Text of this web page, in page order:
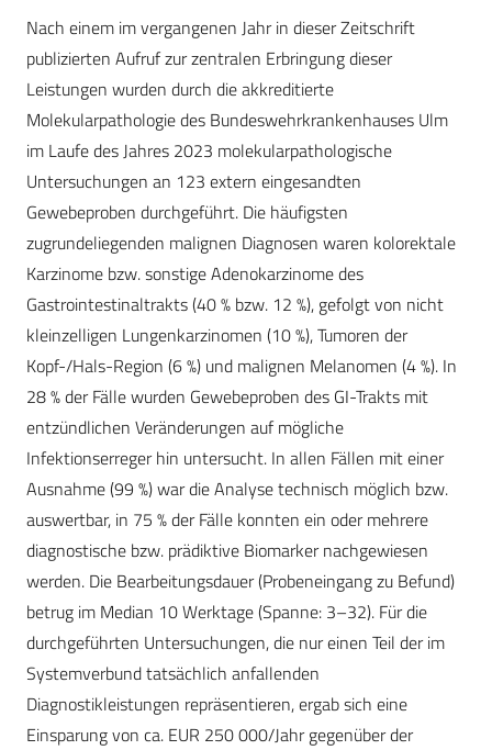
Nach einem im vergangenen Jahr in dieser Zeitschrift
publizierten Aufruf zur zentralen Erbringung dieser
Leistungen wurden durch die akkreditierte
Molekularpathologie des Bundeswehrkrankenhauses Ulm
im Laufe des Jahres 2023 molekularpathologische
Untersuchungen an 123 extern eingesandten
Gewebeproben durchgeführt. Die häufigsten
zugrundeliegenden malignen Diagnosen waren kolorektale
Karzinome bzw. sonstige Adenokarzinome des
Gastrointestinaltrakts (40 % bzw. 12 %), gefolgt von nicht
kleinzelligen Lungenkarzinomen (10 %), Tumoren der
Kopf-/Hals-Region (6 %) und malignen Melanomen (4 %). In
28 % der Fälle wurden Gewebeproben des GI-Trakts mit
entzündlichen Veränderungen auf mögliche
Infektionserreger hin untersucht. In allen Fällen mit einer
Ausnahme (99 %) war die Analyse technisch möglich bzw.
auswertbar, in 75 % der Fälle konnten ein oder mehrere
diagnostische bzw. prädiktive Biomarker nachgewiesen
werden. Die Bearbeitungsdauer (Probeneingang zu Befund)
betrug im Median 10 Werktage (Spanne: 3–32). Für die
durchgeführten Untersuchungen, die nur einen Teil der im
Systemverbund tatsächlich anfallenden
Diagnostikleistungen repräsentieren, ergab sich eine
Einsparung von ca. EUR 250 000/Jahr gegenüber der